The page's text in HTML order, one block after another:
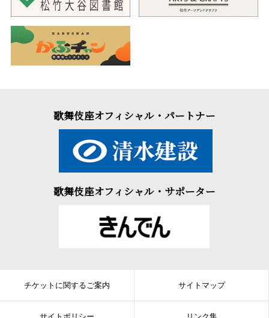
歌舞伎座オフィシャル・パートナー
歌舞伎座オフィシャル・サポーター
チケットに関するご案内 サイトマップ